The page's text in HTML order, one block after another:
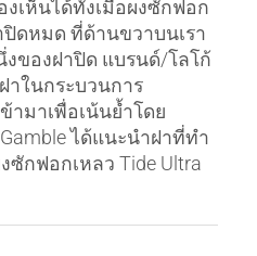
เห็นได้ทั้งเมื่อผงซักฟอก
ดหมด ที่ด้านขวาบนเรา
งของฝาปิด แบรนด์/โลโก้
าในกระบวนการ
ามาเพื่อเน้นย้ำโดย
ได้แนะนำฝาที่ทำ
ซักฟอกเหลว Tide Ultra